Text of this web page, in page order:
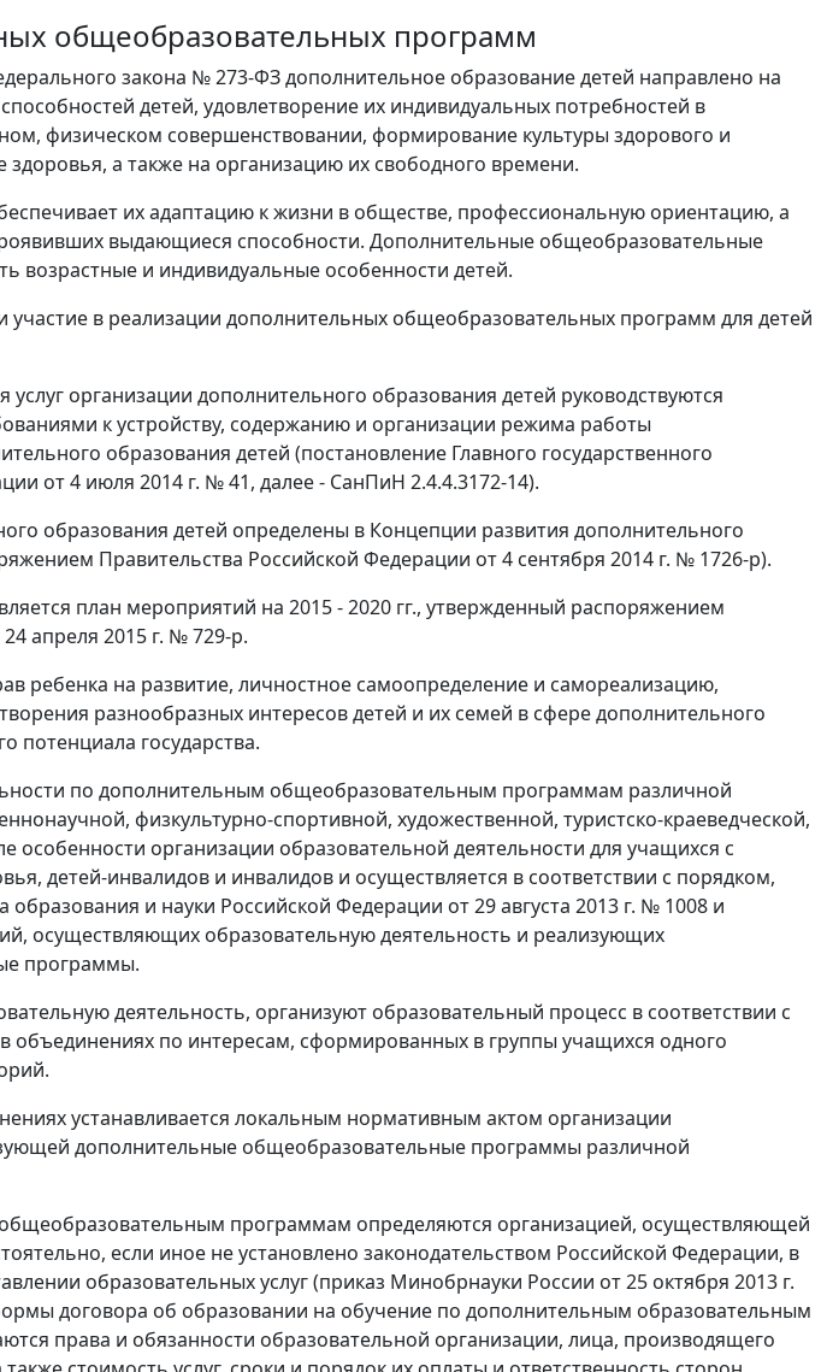
общеобразовательных программ
закона № 273-ФЗ дополнительное образование детей направлено на
детей, удовлетворение их индивидуальных потребностей в
физическом совершенствовании, формирование культуры здорового и
здоровья, а также на организацию их свободного времени.
их адаптацию к жизни в обществе, профессиональную ориентацию, а
выдающиеся способности. Дополнительные общеобразовательные
возрастные и индивидуальные особенности детей.
участие в реализации дополнительных общеобразовательных программ для детей
услуг организации дополнительного образования детей руководствуются
к устройству, содержанию и организации режима работы
образования детей (постановление Главного государственного
от 4 июля 2014 г. № 41, далее - СанПиН 2.4.4.3172-14).
образования детей определены в Концепции развития дополнительного
Правительства Российской Федерации от 4 сентября 2014 г. № 1726-р).
план мероприятий на 2015 - 2020 гг., утвержденный распоряжением
апреля 2015 г. № 729-р.
ребенка на развитие, личностное самоопределение и самореализацию,
разнообразных интересов детей и их семей в сфере дополнительного
потенциала государства.
по дополнительным общеобразовательным программам различной
физкультурно-спортивной, художественной, туристско-краеведческой,
особенности организации образовательной деятельности для учащихся с
детей-инвалидов и инвалидов и осуществляется в соответствии с порядком,
и науки Российской Федерации от 29 августа 2013 г. № 1008 и
осуществляющих образовательную деятельность и реализующих
программы.
деятельность, организуют образовательный процесс в соответствии с
по интересам, сформированных в группы учащихся одного
устанавливается локальным нормативным актом организации
дополнительные общеобразовательные программы различной
программам определяются организацией, осуществляющей
если иное не установлено законодательством Российской Федерации, в
образовательных услуг (приказ Минобрнауки России от 25 октября 2013 г.
договора об образовании на обучение по дополнительным образовательным
права и обязанности образовательной организации, лица, производящего